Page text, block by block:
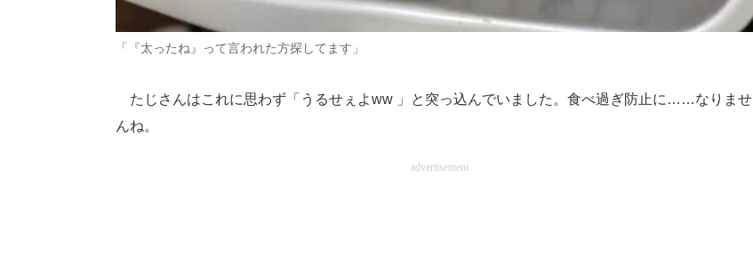
「『太ったね』って言われた方探してます」
たじさんはこれに思わず「うるせぇよww 」と突っ込んでいました。食べ過ぎ防止に……なりませ
んね。
advertisement